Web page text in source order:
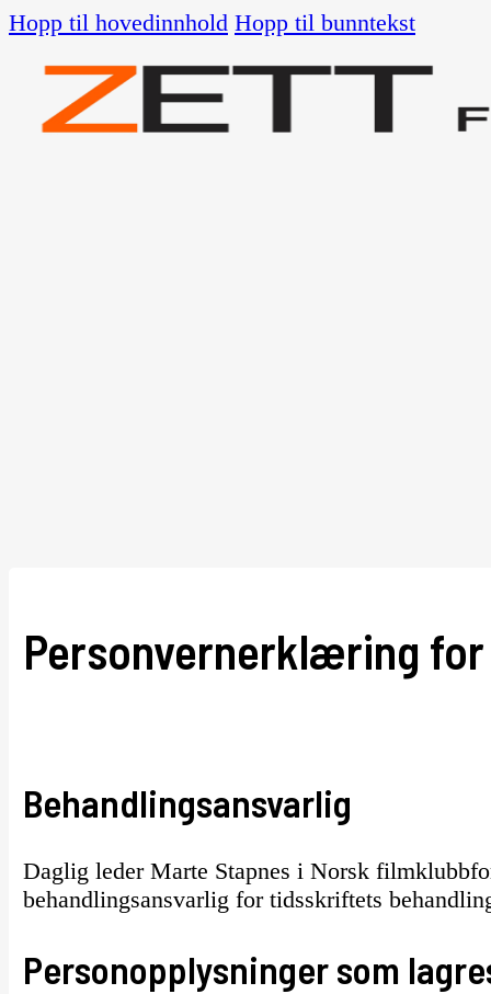
Hopp til hovedinnhold Hopp til bunntekst
Personvernerklæring
Behandlingsansvarlig
Daglig leder Marte Stapnes i Norsk
behandlingsansvarlig for tidsskriftets
Personopplysninger som